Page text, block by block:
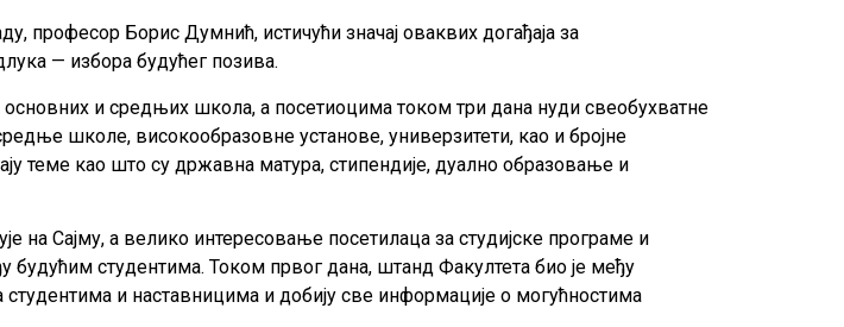
професор Борис Думнић, истичући значај оваквих догађаја за
— избора будућег позива.
и средњих школа, а посетиоцима током три дана нуди свеобухватне
школе, високообразовне установе, универзитети, као и бројне
теме као што су државна матура, стипендије, дуално образовање и
на Сајму, а велико интересовање посетилаца за студијске програме и
будућим студентима. Током првог дана, штанд Факултета био је међу
студентима и наставницима и добију све информације о могућностима